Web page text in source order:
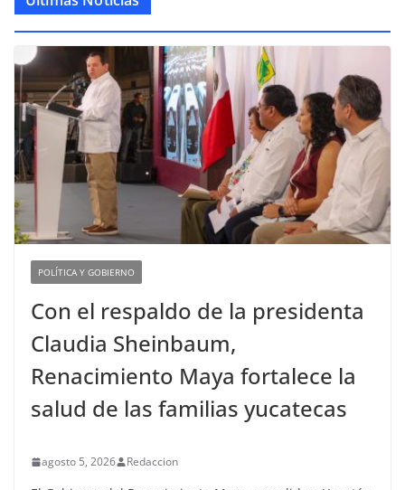
POLÍTICA Y GOBIERNO
Con el respaldo de la presidenta
Claudia Sheinbaum,
Renacimiento Maya fortalece la
salud de las familias yucatecas
agosto 5, 2026 Redaccion